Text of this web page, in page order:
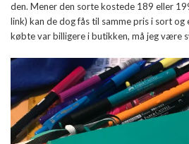
den. Mener den sorte kostede 189 eller
link) kan de dog fås til samme pris i sort
købte var billigere i butikken, må jeg være